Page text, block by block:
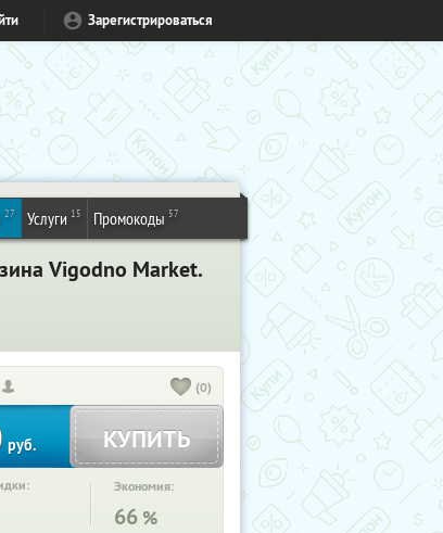
Зарегистрироваться
27 Услуги 15 Промокоды 57
Vigodno Market.
(0)
руб. КУПИТЬ
Экономия:
66 %